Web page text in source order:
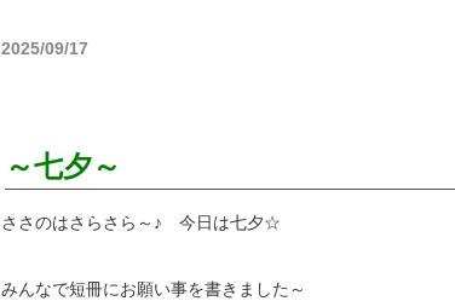
2025/09/17
～七夕～
ささのはさらさら～♪ 今日は七夕☆
みんなで短冊にお願い事を書きました～